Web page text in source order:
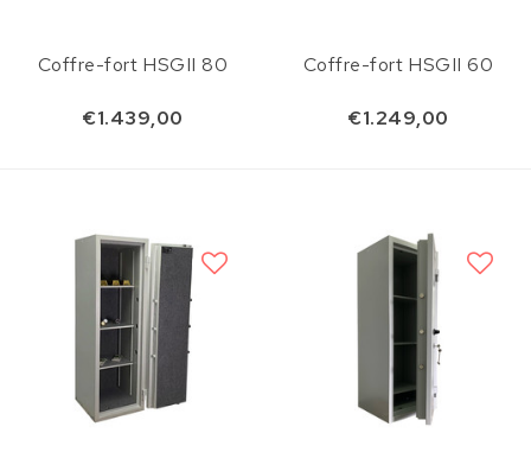
Coffre-fort HSGII 80
€1.439,00
Coffre-fort HSGII 60
€1.249,00